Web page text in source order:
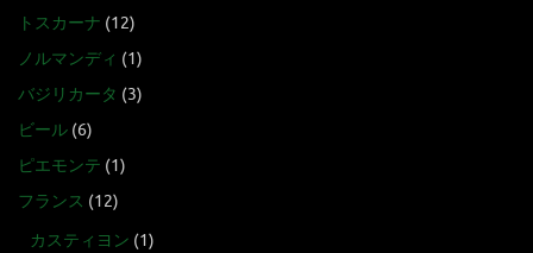
トスカーナ (12)
ノルマンディ (1)
バジリカータ (3)
ビール (6)
ピエモンテ (1)
フランス (12)
カスティヨン (1)